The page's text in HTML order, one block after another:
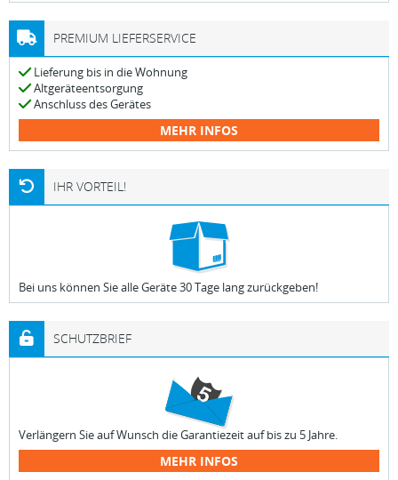
PREMIUM LIEFERSERVICE
Lieferung bis in die Wohnung
Altgeräteentsorgung
Anschluss des Gerätes
MEHR INFOS
IHR VORTEIL!
Bei uns können Sie alle Geräte 30 Tage lang zurückgeben!
SCHUTZBRIEF
Verlängern Sie auf Wunsch die Garantiezeit auf bis zu 5 Jahre.
MEHR INFOS